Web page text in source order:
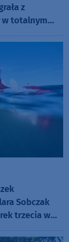
z
w totalnym
Sobczak
trzecia w